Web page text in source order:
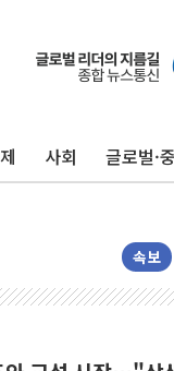
사회 글로벌·
속보